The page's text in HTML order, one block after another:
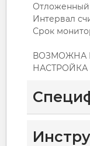
Отложенный
Интервал
Срок
ВОЗМОЖНА